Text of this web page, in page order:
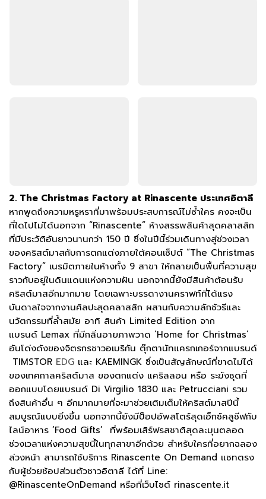
2. The Christmas Factory at Rinascente ประเทศอิตาลี
หากพูดถึงความหรูหราที่มาพร้อมประสบการณ์ไม่ซ้ำใคร คงจะเป็น
ที่ใดไปไม่ได้นอกจาก “Rinascente” ห้างสรรพสินค้าสุดคลาสสิก
ที่มีประวัติอันยาวนานกว่า 150 ปี ซึ่งในปีนี้ร่วมเดินทางสู่ช่วงเวลา
ของคริสต์มาสกับการตกแต่งภายใต้คอนเซ็ปต์ “The Christmas
Factory” เนรมิตภายในห้างทั้ง 9 สาขา ให้กลายเป็นพื้นที่ความสุข
ราวกับอยู่ในดินแดนแห่งความฝัน นอกจากนี้ยังมีสินค้าต้อนรับ
คริสต์มาสอีกมากมาย โดยเฉพาะบรรดางานคราฟท์ที่ได้แรง
บันดาลใจจากงานศิลปะสุดคลาสสิก ผสานกับความลักชัวรีและ
นวัตกรรมที่ล้ำสมัย อาทิ สินค้า Limited Edition จาก
แบรนด์ Lemax ที่มีกลิ่นอายภาพวาด ‘Home for Christmas’
อันโด่งดังของจิตรกรชาวอเมริกัน ตุ๊กตานัทแครกเกอร์จากแบรนด์
TIMSTOR EDG และ KAEMINGK ซึ่งเป็นสัญลักษณ์ที่ขาดไม่ได้
ของเทศกาลคริสต์มาส ของตกแต่ง แคริลลอน หรือ ระฆังชุดที่
ออกแบบโดยแบรนด์ Di Virgilio 1830 และ Petrucciani รวม
ถึงสินค้าอื่น ๆ อีกมากมายที่จะมาช่วยเติมเต็มให้คริสต์มาสปีนี้
สมบูรณ์แบบยิ่งขึ้น นอกจากนี้ยังมีป็อปอัพสโตร์สุดเอ็กซ์คลูซีฟกับ
ไลน์อาหาร ‘Food Gifts’ ที่พร้อมเสิร์ฟรสชาติสุดละมุนตลอด
ช่วงเวลาแห่งความสุขนี้ในทุกสาขาอีกด้วย สำหรับใครที่อยากฉลอง
ล่วงหน้า สามารถใช้บริการ Rinascente On Demand แชทตรง
กับผู้ช่วยช้อปส่วนตัวชาวอิตาลี ได้ที่ Line:
@RinascenteOnDemand หรือที่เว็บไซต์ rinascente.it